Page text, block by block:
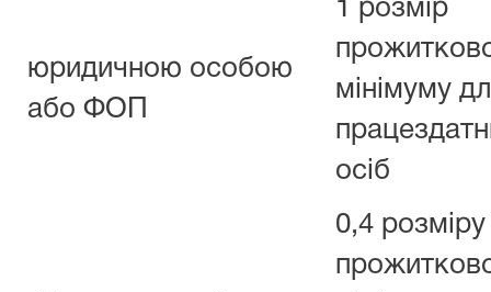
юридичною особою
або ФОП
1 розмір
мінімуму
осіб
0,4 розміру